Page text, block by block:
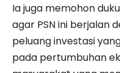
Ia juga memohon
agar PSN ini berjalan
peluang investasi
pada pertumbuhan